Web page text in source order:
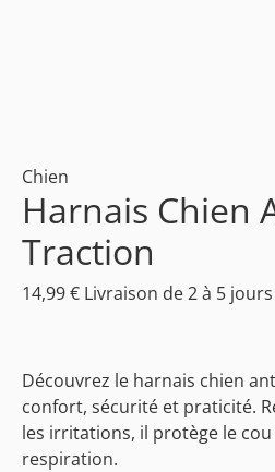
Chien
Harnais Chien
Traction
14,99€ Livraison de 2 à 5 jours
Découvrez le harnais chien
confort, sécurité et praticité.
les irritations, il protège le cou
respiration.